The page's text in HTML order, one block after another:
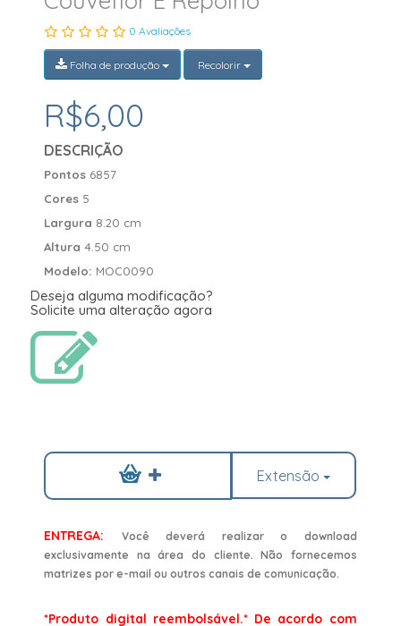
0 Avaliações
Folha de produção Recolorir
R$6,00
DESCRIÇÃO
Pontos 6857
Cores 5
Largura 8.20 cm
Altura4.50 cm
Modelo: MOC0090
Deseja alguma modificação?
Solicite uma alteração agora
Extensão
ENTREGA:
Você deverá realizar o download
exclusivamente na área do cliente. Não fornecemos
matrizes por e-mail ou outros canais de comunicação.
*Produto digital reembolsável.* De acordo com